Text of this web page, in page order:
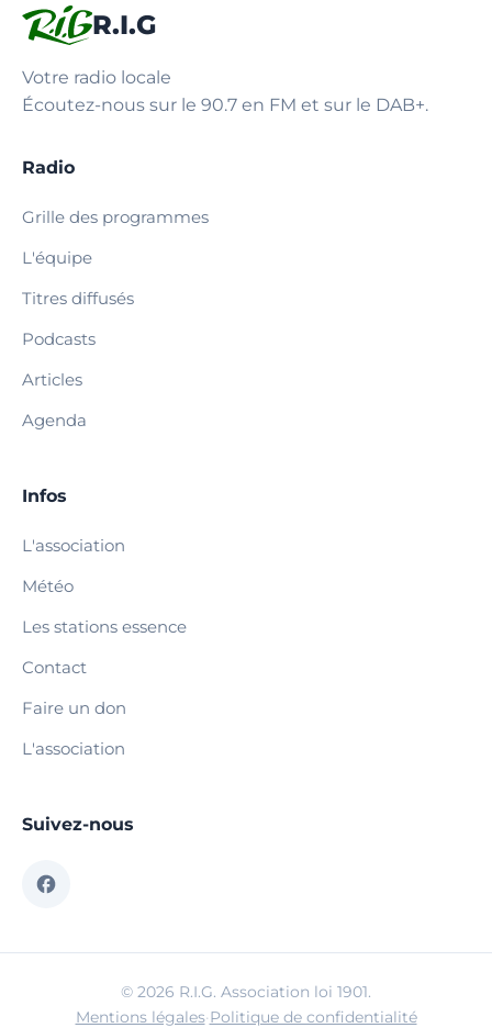
R.I.G
Votre radio locale
Écoutez-nous sur le 90.7 en FM et sur le DAB+.
Radio
Grille des programmes
L'équipe
Titres diffusés
Podcasts
Articles
Agenda
Infos
L'association
Météo
Les stations essence
Contact
Faire un don
L'association
Suivez-nous
© 2026 R.I.G. Association loi 1901.
Mentions légales·Politique de confidentialité